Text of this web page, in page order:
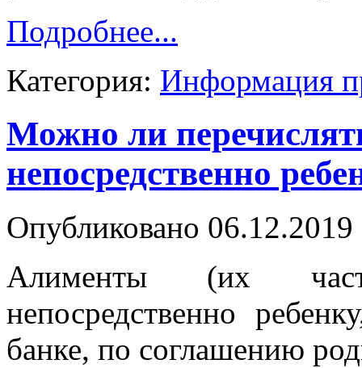
Подробнее...
Категория: Информация
Можно ли
непосредственно
Опубликовано
Алименты (их
непосредственно
банке, по соглашению